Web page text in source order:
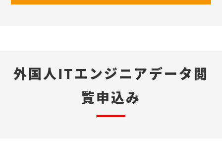
外国人ITエンジニアデータ閲
覧申込み